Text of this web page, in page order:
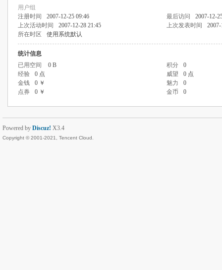
用户组
注册时间
2007-12-25 09:46 最后访问
2007-12-
上次活动时间
2007-12-28 21:45 上次发表时间
所在时区
使用系统默认
统计信息
已用空间
0 B 积分
0
经验
0 点 威望
0 点
金钱
0 ￥ 魅力
0
点券
0 ￥ 金币 0
Powered by Discuz! X3.4
Copyright © 2001-2021, Tencent Cloud.